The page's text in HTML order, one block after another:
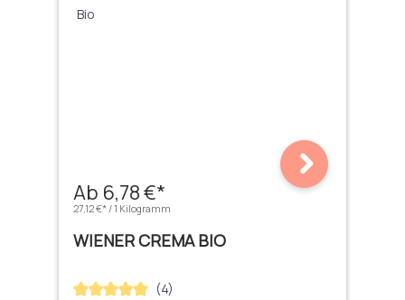
Ab 6,78 €*
27,12 €* / 1 Kilogramm
WIENER CREMA BIO
Durchschnittliche Bewertung von 5 von 5 Sternen
(4)